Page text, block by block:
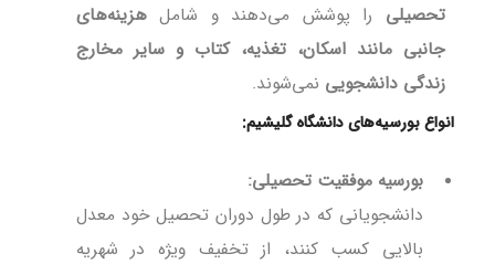
تحصیلی را پوشش می‌دهند و شاملهزینه‌های
جانبی مانند اسکان، تغذیه، کتاب و سایر مخارج
زندگی دانشجویی نمی‌شوند.
انواع بورسیه‌های دانشگاه گلیشیم:
بورسیه موفقیت تحصیلی:
دانشجویانی که در طول دوران تحصیل خود معدل
بالایی کسب کنند، از تخفیف ویژه در شهریه